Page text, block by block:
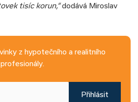
tisíc korun,“dodává Miroslav
z hypotečního a realitního
Přihlásit